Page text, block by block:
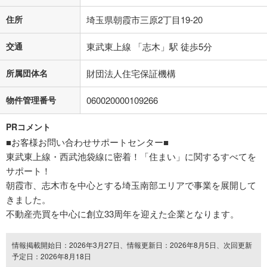
住所 埼玉県朝霞市三原2丁目19-20
交通 東武東上線 「志木」駅 徒歩5分
所属団体名 財団法人住宅保証機構
物件管理番号 060020000109266
PRコメント
■お客様お問い合わせサポートセンター■
東武東上線・西武池袋線に密着！「住まい」に関するすべてを
サポート！
朝霞市、志木市を中心とする埼玉南部エリアで事業を展開して
きました。
不動産売買を中心に創立33周年を迎えた企業となります。
情報掲載開始日：2026年3月27日、情報更新日：2026年8月5日、次回更新
予定日：2026年8月18日